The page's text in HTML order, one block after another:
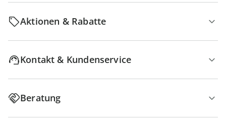
Aktionen & Rabatte
Kontakt & Kundenservice
Beratung